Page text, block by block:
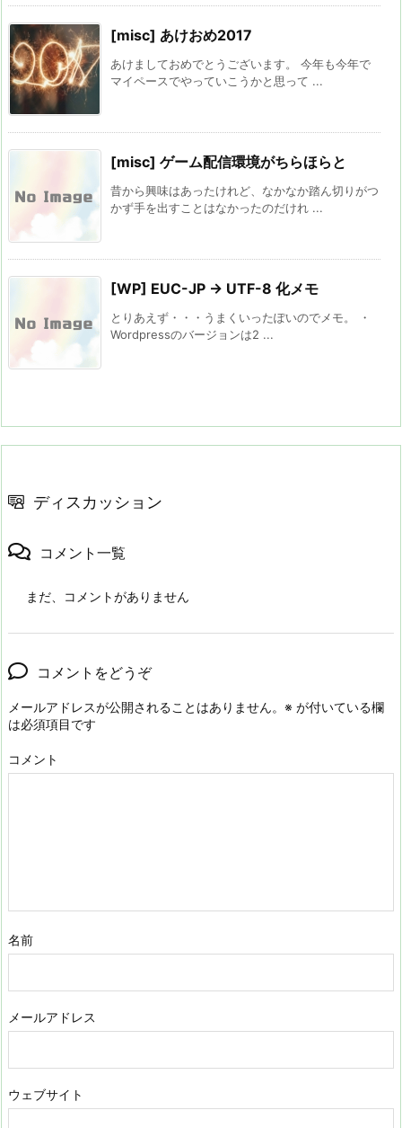
[misc] あけおめ2017
あけましておめでとうございます。 今年も今年で
マイペースでやっていこうかと思って ...
[misc] ゲーム配信環境がちらほらと
昔から興味はあったけれど、なかなか踏ん切りがつ
かず手を出すことはなかったのだけれ ...
[WP] EUC-JP → UTF-8 化メモ
とりあえず・・・うまくいったぽいのでメモ。 ・
Wordpressのバージョンは2 ...
ディスカッション
コメント一覧
まだ、コメントがありません
コメントをどうぞ
メールアドレスが公開されることはありません。 ※ が付いている欄
は必須項目です
コメント
名前
メールアドレス
ウェブサイト